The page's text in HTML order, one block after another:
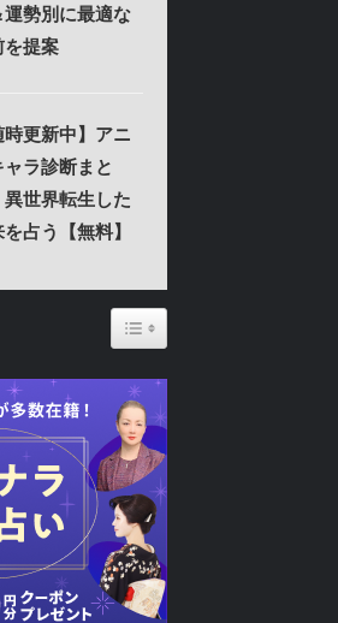
運勢別に最適な
を提案
時更新中】アニ
ャラ診断まと
異世界転生した
占う【無料】
Toggle Table of Content